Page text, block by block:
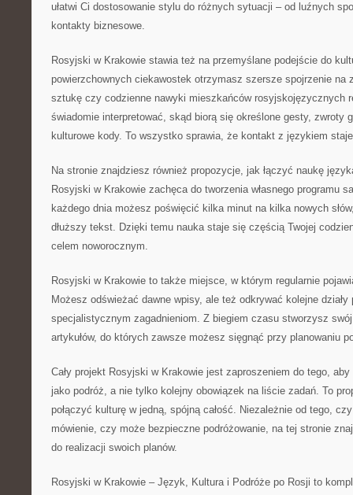
ułatwi Ci dostosowanie stylu do różnych sytuacji – od luźnych
kontakty biznesowe.
Rosyjski w Krakowie stawia też na przemyślane podejście do
powierzchownych ciekawostek otrzymasz szersze spojrzenie na
sztukę czy codzienne nawyki mieszkańców rosyjskojęzycznych
świadomie interpretować, skąd biorą się określone gesty, zwroty
kulturowe kody. To wszystko sprawia, że kontakt z językiem
Na stronie znajdziesz również propozycje, jak łączyć naukę
Rosyjski w Krakowie zachęca do tworzenia własnego programu
każdego dnia możesz poświęcić kilka minut na kilka nowych
dłuższy tekst. Dzięki temu nauka staje się częścią Twojej
celem noworocznym.
Rosyjski w Krakowie to także miejsce, w którym regularnie
Możesz odświeżać dawne wpisy, ale też odkrywać kolejne działy
specjalistycznym zagadnieniom. Z biegiem czasu stworzysz
artykułów, do których zawsze możesz sięgnąć przy planowaniu
Cały projekt Rosyjski w Krakowie jest zaproszeniem do tego,
jako podróż, a nie tylko kolejny obowiązek na liście zadań. To
połączyć kulturę w jedną, spójną całość. Niezależnie od tego,
mówienie, czy może bezpieczne podróżowanie, na tej stronie
do realizacji swoich planów.
Rosyjski w Krakowie – Język, Kultura i Podróże po Rosji to